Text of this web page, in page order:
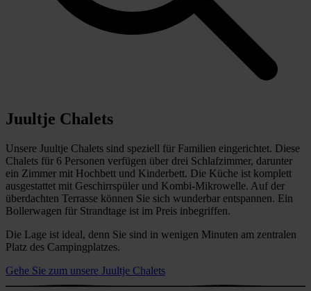
Juultje Chalets
Unsere Juultje Chalets sind speziell für Familien eingerichtet. Diese
Chalets für 6 Personen verfügen über drei Schlafzimmer, darunter
ein Zimmer mit Hochbett und Kinderbett. Die Küche ist komplett
ausgestattet mit Geschirrspüler und Kombi-Mikrowelle. Auf der
überdachten Terrasse können Sie sich wunderbar entspannen. Ein
Bollerwagen für Strandtage ist im Preis inbegriffen.
Die Lage ist ideal, denn Sie sind in wenigen Minuten am zentralen
Platz des Campingplatzes.
Gehe Sie zum unsere Juultje Chalets